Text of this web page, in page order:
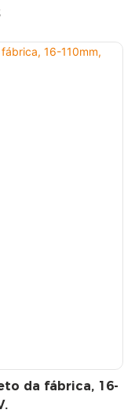
da fábrica, 16-